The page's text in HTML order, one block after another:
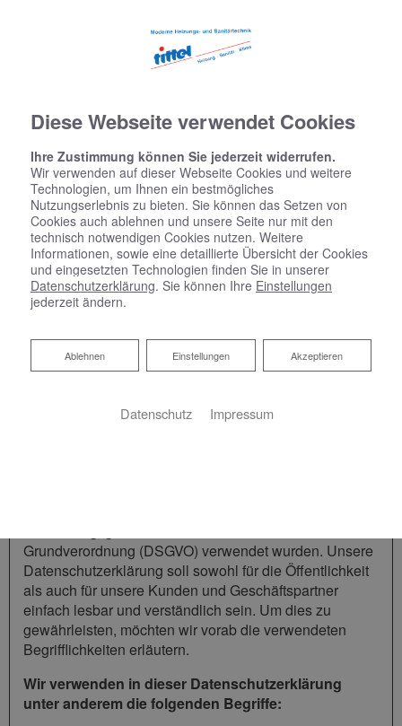
Datenschutzerklärung
Wir bedanken uns für Ihren Besuch bei Hermann Tittel Zentr.
und Lüftungsbaumeister. Der sichere Umgang mit Ihren
hiermit ausführlich über die Verwendung Ihrer Daten bei
dem Besuch unseres Webauftritts informieren.
Grundverordnung (DSGVO) verwendet wurden. Unsere
Datenschutzerklärung soll sowohl für die Öffentlichkeit
als auch für unsere Kunden und Geschäftspartner
einfach lesbar und verständlich sein. Um dies zu
gewährleisten, möchten wir vorab die verwendeten
Begrifflichkeiten erläutern.
Wir verwenden in dieser Datenschutzerklärung
unter anderem die folgenden Begriffe:
Diese Webseite verwendet Cookies
Ihre Zustimmung können Sie jederzeit widerrufen.
Wir verwenden auf dieser Webseite Cookies und weitere
Technologien, um Ihnen ein bestmögliches
Nutzungserlebnis zu bieten. Sie können das Setzen von
Cookies auch ablehnen und unsere Seite nur mit den
technisch notwendigen Cookies nutzen. Weitere
Informationen, sowie eine detaillierte Übersicht der Cookies
und eingesetzten Technologien finden Sie in unserer
Datenschutzerklärung. Sie können Ihre Einstellungen
jederzeit ändern.
Akzeptieren
Einstellungen
Ablehnen
Ablehnen
Datenschutz Impressum